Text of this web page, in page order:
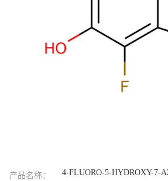
产品名称： 4-FLUORO-5-HYDROXY-7-